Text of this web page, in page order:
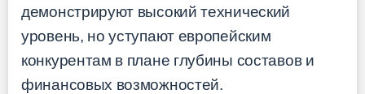
демонстрируют высокий технический
уровень, но уступают европейским
конкурентам в плане глубины составов и
финансовых возможностей.